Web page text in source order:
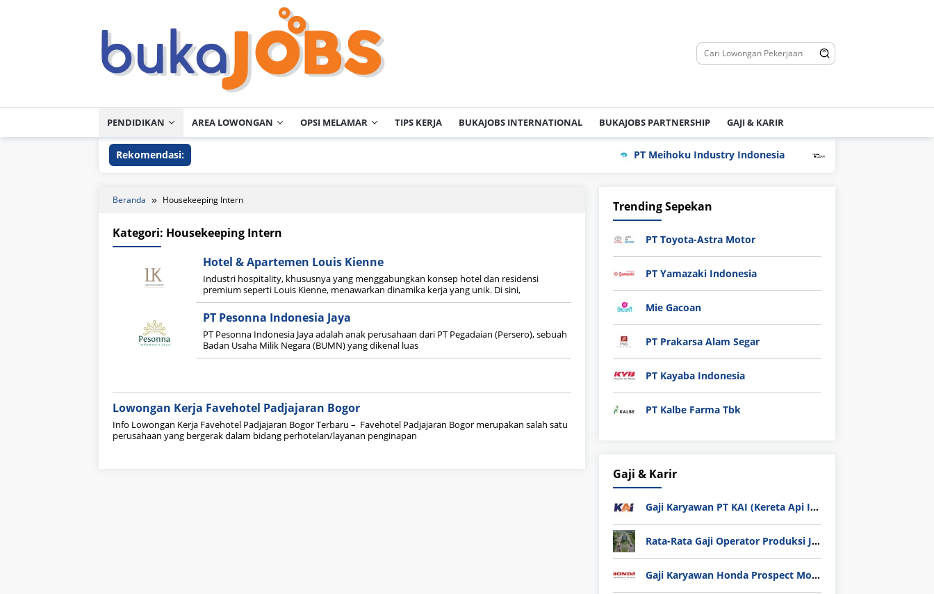
PENDIDIKAN AREA LOWONGAN OPSI MELAMAR TIPS KERJA BUKAJOBS INTERNATIONAL BUKAJOBS PARTNERSHIP GAJI & KARIR
Rekomendasi: PT Meihoku Industry Indonesia PT Hyundai Glovis
Beranda Housekeeping Intern
Kategori: Housekeeping Intern
Hotel & Apartemen Louis Kienne
Industri hospitality, khususnya yang menggabungkan konsep hotel dan residensi
premium seperti Louis Kienne, menawarkan dinamika kerja yang unik. Di sini,
PT Pesonna Indonesia Jaya
PT Pesonna Indonesia Jaya adalah anak perusahaan dari PT Pegadaian (Persero), sebuah
Badan Usaha Milik Negara (BUMN) yang dikenal luas
Lowongan Kerja Favehotel Padjajaran Bogor
Info Lowongan Kerja Favehotel Padjajaran Bogor Terbaru – Favehotel Padjajaran Bogor merupakan salah satu
perusahaan yang bergerak dalam bidang perhotelan/layanan penginapan
Trending Sepekan
PT Toyota-Astra Motor
PT Yamazaki Indonesia
Mie Gacoan
PT Prakarsa Alam Segar
PT Kayaba Indonesia
PT Kalbe Farma Tbk
Gaji & Karir
Gaji Karyawan PT KAI (Kereta Api Indonesia) Update 2025
Rata-Rata Gaji Operator Produksi Jabodetabek 2025: Bedah Tuntas UMK, Lemburan, dan Realita Hidup Buruh
Gaji Karyawan Honda Prospect Motor Semua Divisi